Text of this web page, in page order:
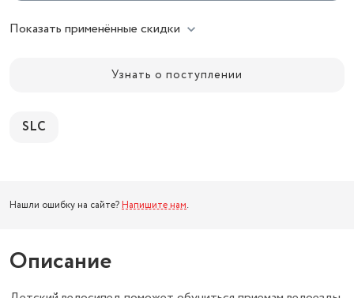
Показать применённые скидки
Узнать о поступлении
SLC
Нашли ошибку на сайте? Напишите нам.
Описание